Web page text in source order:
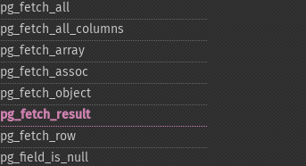
pg_​fetch_​all
pg_​fetch_​all_​columns
pg_​fetch_​array
pg_​fetch_​assoc
pg_​fetch_​object
pg_​fetch_​result
pg_​fetch_​row
pg_​field_​is_​null